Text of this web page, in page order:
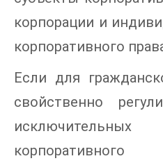
корпорации и
корпоративного
Если для
свойственно